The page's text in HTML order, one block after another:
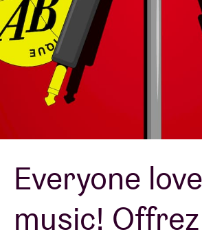
Infos visiteurs
AB ❤ you
Location de salles
BRDCST
ABtv
Everyone
music!